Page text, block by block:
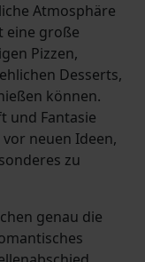
Atmosphäre
eine große
Pizzen,
Desserts,
können.
und Fantasie
neuen Ideen,
zu
genau die